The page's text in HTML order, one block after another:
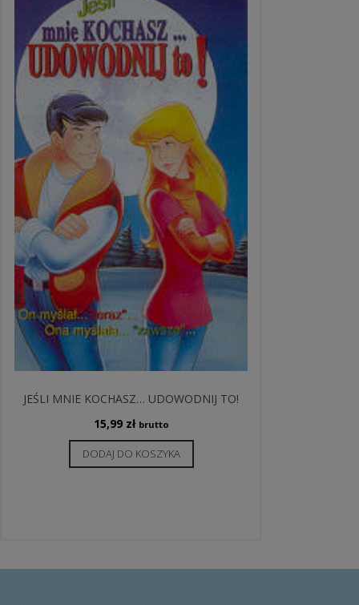
JEŚLI MNIE KOCHASZ… UDOWODNIJ TO!
15,99 zł brutto
DODAJ DO KOSZYKA